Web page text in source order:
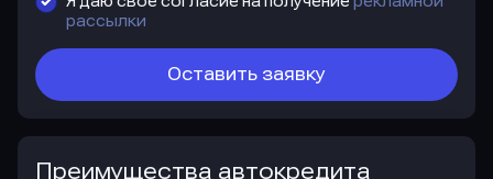
рассылки
Оставить заявку
Преимущества автокредита